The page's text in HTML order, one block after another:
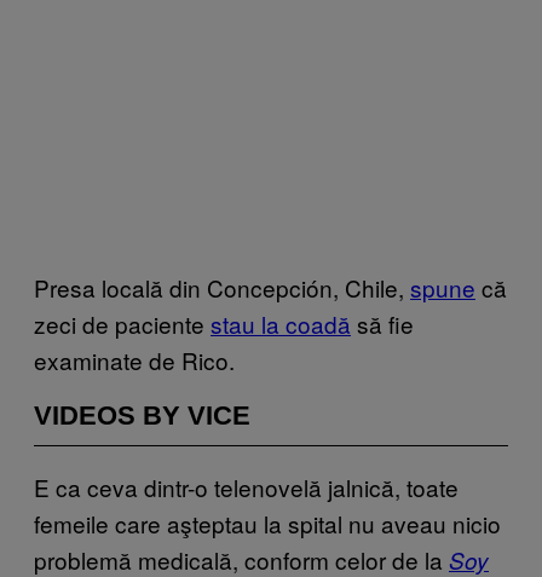
Presa locală din Concepción, Chile, spune că
zeci de paciente stau la coadă să fie
examinate de Rico.
VIDEOS BY VICE
E ca ceva dintr-o telenovelă jalnică, toate
femeile care aşteptau la spital nu aveau nicio
problemă medicală, conform celor de la Soy